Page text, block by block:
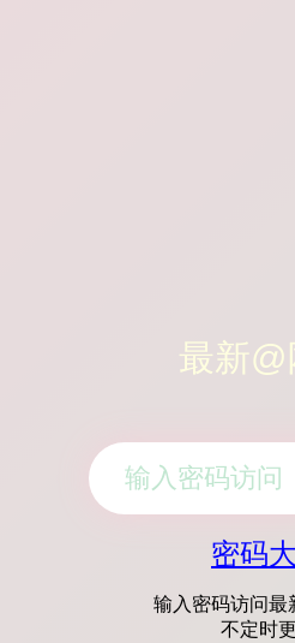
最新@
密码
输入密码访问最
不定时